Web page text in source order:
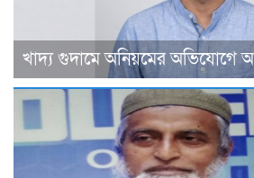
খাদ্য গুদামে অনিয়মের অভিযোগে